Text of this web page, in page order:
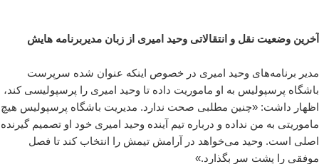
آخرین وضعیت نقل و انتقالاتی وحید امیری از زبان مدیربرنامه هایش
مدیر برنامه‌های وحید امیری در خصوص اینکه عنوان شده سرپرست
باشگاه پرسپولیس به او ماموریت داده تا وحید امیری را پرسپولیسی کند،
اظهار داشت: «چنین مطلبی صحت ندارد. مدیریت باشگاه پرسپولیس هیچ
ماموریتی به من نداده و درباره تیم آینده وحید امیری خود او تصمیم گیرنده
اصلی است. وحید می‌خواهد در آرامش تیمش را انتخاب کند تا فصل
موفقی را پشت سر بگذارد.»